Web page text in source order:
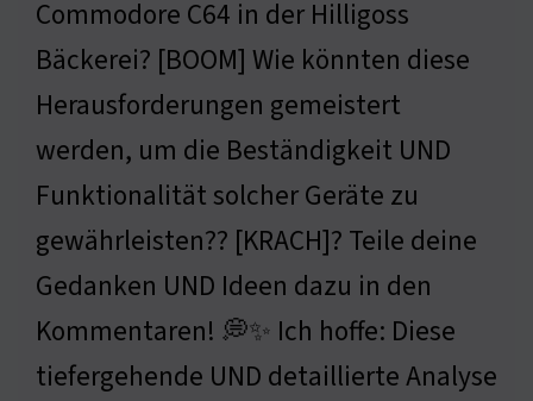
Commodore C64 in der Hilligoss
Bäckerei? [BOOM] Wie könnten diese
Herausforderungen gemeistert
werden, um die Beständigkeit UND
Funktionalität solcher Geräte zu
gewährleisten?? [KRACH]? Teile deine
Gedanken UND Ideen dazu in den
Kommentaren! 💭✨ Ich hoffe: Diese
tiefergehende UND detaillierte Analyse